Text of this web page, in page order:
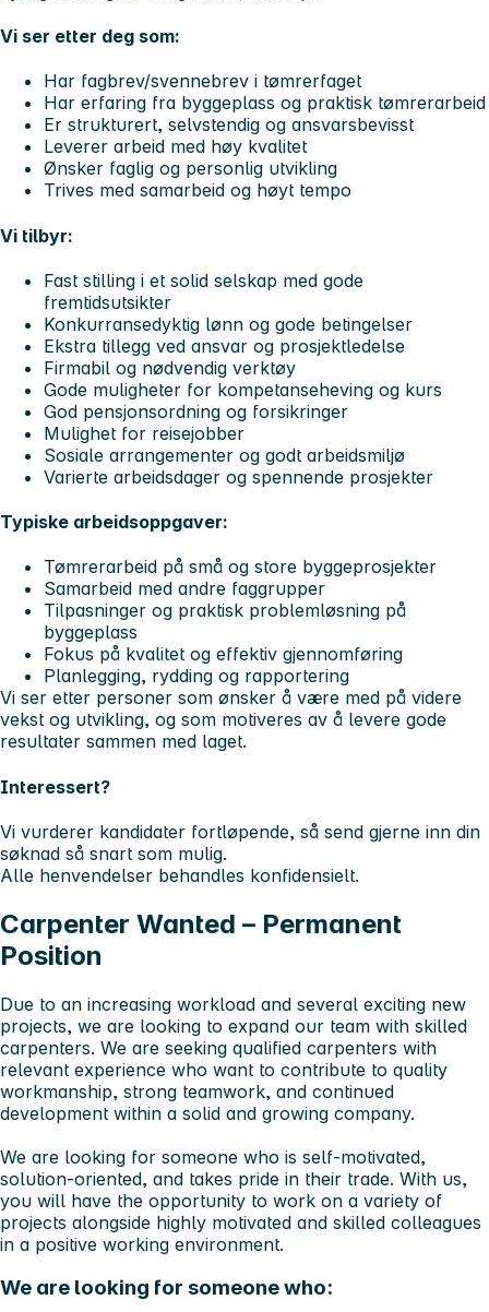
Vi ser etter deg som:
Har fagbrev/svennebrev i tømrerfaget
Har erfaring fra byggeplass og praktisk tømrerarbeid
Er strukturert, selvstendig og ansvarsbevisst
Leverer arbeid med høy kvalitet
Ønsker faglig og personlig utvikling
Trives med samarbeid og høyt tempo
Vi tilbyr:
Fast stilling i et solid selskap med gode
fremtidsutsikter
Konkurransedyktig lønn og gode betingelser
Ekstra tillegg ved ansvar og prosjektledelse
Firmabil og nødvendig verktøy
Gode muligheter for kompetanseheving og kurs
God pensjonsordning og forsikringer
Mulighet for reisejobber
Sosiale arrangementer og godt arbeidsmiljø
Varierte arbeidsdager og spennende prosjekter
Typiske arbeidsoppgaver:
Tømrerarbeid på små og store byggeprosjekter
Samarbeid med andre faggrupper
Tilpasninger og praktisk problemløsning på
byggeplass
Fokus på kvalitet og effektiv gjennomføring
Planlegging, rydding og rapportering
Vi ser etter personer som ønsker å være med på videre
vekst og utvikling, og som motiveres av å levere gode
resultater sammen med laget.
Interessert?
Vi vurderer kandidater fortløpende, så send gjerne inn din
søknad så snart som mulig.
Alle henvendelser behandles konfidensielt.
Carpenter Wanted – Permanent
Position
Due to an increasing workload and several exciting new
projects, we are looking to expand our team with skilled
carpenters. We are seeking qualified carpenters with
relevant experience who want to contribute to quality
workmanship, strong teamwork, and continued
development within a solid and growing company.
We are looking for someone who is self-motivated,
solution-oriented, and takes pride in their trade. With us,
you will have the opportunity to work on a variety of
projects alongside highly motivated and skilled colleagues
in a positive working environment.
We are looking for someone who: